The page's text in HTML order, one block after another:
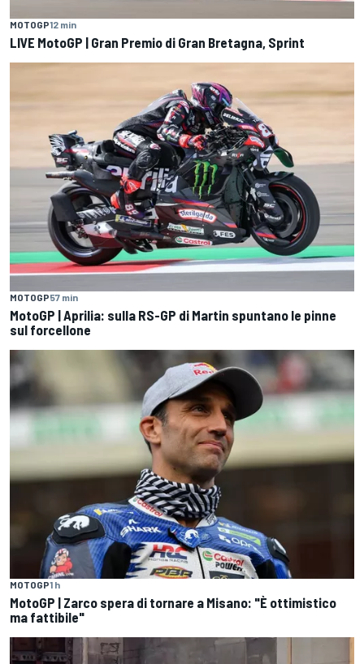
MOTOGP12 min
LIVE MotoGP | Gran Premio di Gran Bretagna, Sprint
MOTOGP57 min
MotoGP | Aprilia: sulla RS-GP di Martin spuntano le pinne
sul forcellone
MOTOGP1 h
MotoGP | Zarco spera di tornare a Misano: "È ottimistico
ma fattibile"